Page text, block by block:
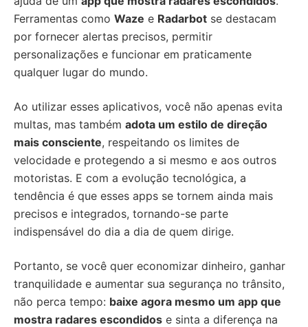
Ferramentas como Waze e Radarbot se destacam
por fornecer alertas precisos, permitir
personalizações e funcionar em praticamente
qualquer lugar do mundo.
Ao utilizar esses aplicativos, você não apenas evita
multas, mas também adota um estilo de direção
mais consciente, respeitando os limites de
velocidade e protegendo a si mesmo e aos outros
motoristas. E com a evolução tecnológica, a
tendência é que esses apps se tornem ainda mais
precisos e integrados, tornando-se parte
indispensável do dia a dia de quem dirige.
Portanto, se você quer economizar dinheiro, ganhar
tranquilidade e aumentar sua segurança no trânsito,
não perca tempo: baixe agora mesmo um app que
mostra radares escondidos e sinta a diferença na